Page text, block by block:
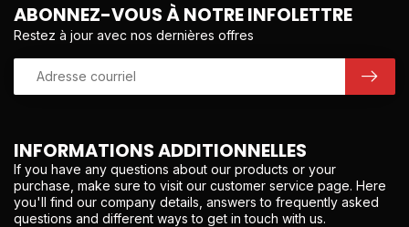
INFORMATIONS ADDITIONNELLES
If you have any questions about our products or your
purchase, make sure to visit our customer service page. Here
you'll find our company details, answers to frequently asked
questions and different ways to get in touch with us.
ABONNEZ-VOUS À NOTRE INFOLETTRE
Restez à jour avec nos dernières offres